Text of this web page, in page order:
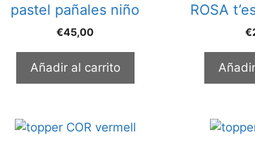
pastel pañales niño
€45,00
Añadir al carrito
ROSA
€